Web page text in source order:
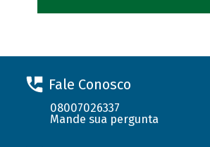
Fale Conosco
08007026337
Mande sua pergunta